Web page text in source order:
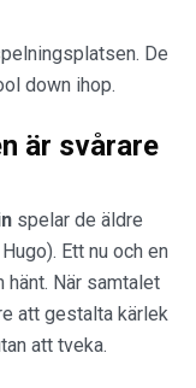
De
down ihop.
är svårare
spelar de äldre
Ett nu och en
När samtalet
att gestalta kärlek
att tveka.